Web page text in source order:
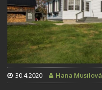
30.4.2020 Hana Musilová